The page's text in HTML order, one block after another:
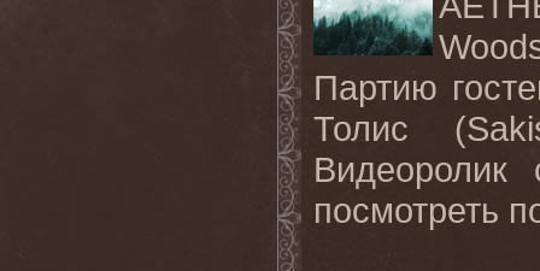
Партию
Толис
посмотреть